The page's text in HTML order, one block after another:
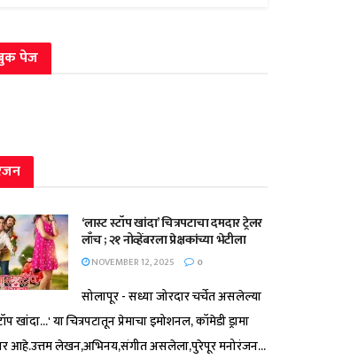
पेज
‘लास्ट स्टॉप खांदा’ चित्रपटाचा दमदार ट्रेलर
लाँच ; २१ नोव्हेंबरला प्रेक्षकांच्या भेटीला
NOVEMBER 12, 2025 0
सोलापूर - सध्या जोरदार चर्चेत असलेल्या
खांदा...' या चित्रपटातून प्रेमाचा इमोशनल, कॉमेडी ड्रामा
आहे.उत्तम लेखन,अभिनय,संगीत असलेला,पुरेपूर मनोरंजन...